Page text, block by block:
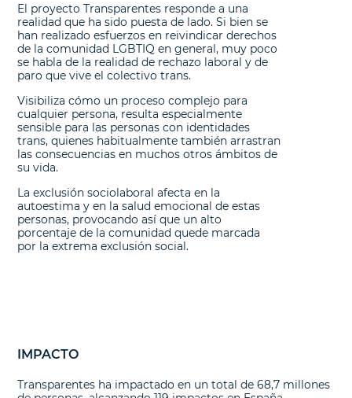
El proyecto Transparentes responde a una
realidad que ha sido puesta de lado. Si bien se
han realizado esfuerzos en reivindicar derechos
de la comunidad LGBTIQ en general, muy poco
se habla de la realidad de rechazo laboral y de
paro que vive el colectivo trans.
Visibiliza cómo un proceso complejo para
cualquier persona, resulta especialmente
sensible para las personas con identidades
trans, quienes habitualmente también arrastran
las consecuencias en muchos otros ámbitos de
su vida.
La exclusión sociolaboral afecta en la
autoestima y en la salud emocional de estas
personas, provocando así que un alto
porcentaje de la comunidad quede marcada
por la extrema exclusión social.
IMPACTO
Transparentes ha impactado en un total de 68,7 millones